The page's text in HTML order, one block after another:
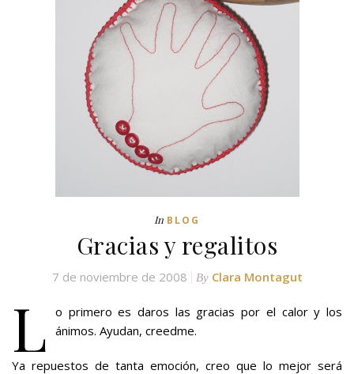
In BLOG
Gracias y regalitos
7 de noviembre de 2008 By Clara Montagut
L o primero es daros las gracias por el calor y los
ánimos. Ayudan, creedme.
Ya repuestos de tanta emoción, creo que lo mejor será